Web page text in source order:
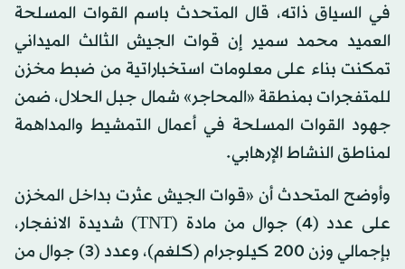
في السياق ذاته، قال المتحدث باسم القوات المسلحة
العميد محمد سمير إن قوات الجيش الثالث الميداني
تمكنت بناء على معلومات استخباراتية من ضبط مخزن
للمتفجرات بمنطقة «المحاجر» شمال جبل الحلال، ضمن
جهود القوات المسلحة في أعمال التمشيط والمداهمة
لمناطق النشاط الإرهابي.
وأوضح المتحدث أن «قوات الجيش عثرت بداخل المخزن
على عدد (4) جوال من مادة (TNT) شديدة الانفجار،
بإجمالي وزن 200 كيلوجرام (كلغم)، وعدد (3) جوال من